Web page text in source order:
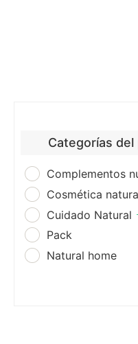
Categorías
Complementos
Cosmética
Cuidado Natural
Pack
Natural home